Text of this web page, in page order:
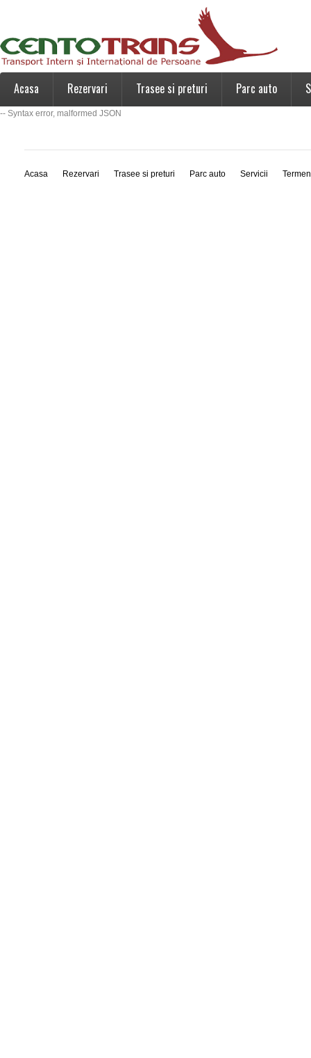
Acasa Rezervari Trasee si preturi Parc auto
-- Syntax error, malformed JSON
Acasa Rezervari Trasee si preturi Parc auto Servicii